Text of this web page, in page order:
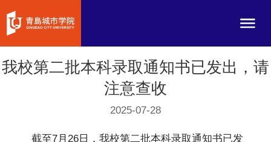
我校第二批本科录取通知书已发出，请
注意查收
2025-07-28
截至7月26日，我校第二批本科录取通知书已发